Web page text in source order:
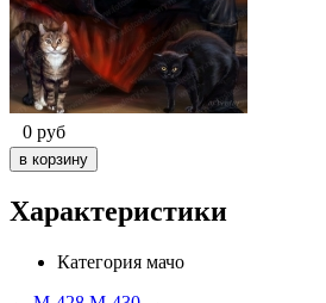
0 руб
Характеристики
Категория мачо